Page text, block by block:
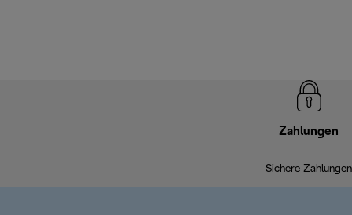
Zahlungen
Sichere Zahlungen